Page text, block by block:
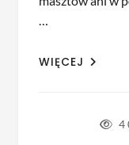
…
WIĘCEJ
4